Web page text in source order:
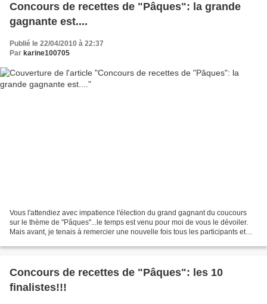
Concours de recettes de "Pâques": la grande
gagnante est....
Publié le 22/04/2010 à 22:37
Par karine100705
Vous l'attendiez avec impatience l'élection du grand gagnant du coucours
sur le thème de "Pâques"...le temps est venu pour moi de vous le dévoiler.
Mais avant, je tenais à remercier une nouvelle fois tous les participants et
Concours de recettes de "Pâques": les 10
finalistes!!!